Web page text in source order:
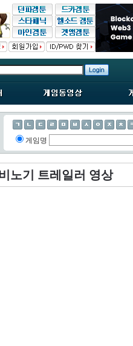
게임명
노기 트레일러 영상